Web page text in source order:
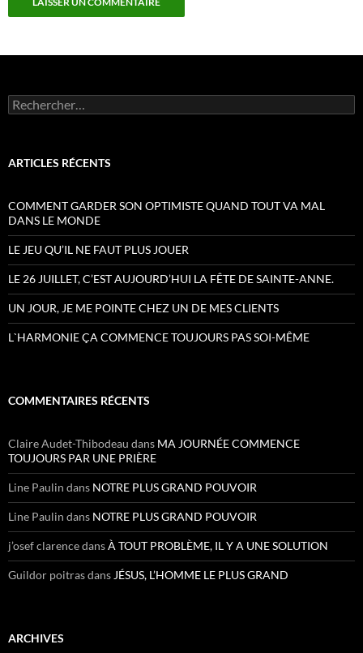
Rechercher :
ARTICLES RÉCENTS
COMMENT GARDER SON OPTIMISTE QUAND TOUT VA MAL
DANS LE MONDE
LE JEU QU’IL NE FAUT PLUS JOUER
LE 26 JUILLET, C’EST AUJOURD’HUI LA FÊTE DE SAINTE-ANNE.
UN JOUR, JE ME POINTE CHEZ UN DE MES CLIENTS
L`HARMONIE ÇA COMMENCE TOUJOURS PAS SOI-MÊME
COMMENTAIRES RÉCENTS
Claire Audet-Thibodeau dans MA JOURNÉE COMMENCE
TOUJOURS PAR UNE PRIÈRE
Line Paulin dans NOTRE PLUS GRAND POUVOIR
Line Paulin dans NOTRE PLUS GRAND POUVOIR
j’osef clarencedansÀ TOUT PROBLÈME, IL Y A UNE SOLUTION
Guildor poitrasdans JÉSUS, L’HOMME LE PLUS GRAND
ARCHIVES